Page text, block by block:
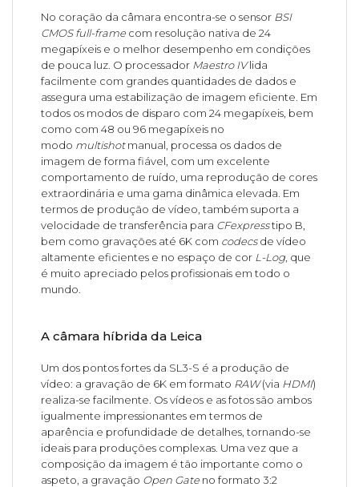
No coração da câmara encontra-se o sensor BSI
CMOS full-frame com resolução nativa de 24
megapíxeis e o melhor desempenho em condições
de pouca luz. O processador Maestro IVlida
facilmente com grandes quantidades de dados e
assegura uma estabilização de imagem eficiente. Em
todos os modos de disparo com 24 megapíxeis, bem
como com 48 ou 96 megapíxeis no
modo multishotmanual, processa os dados de
imagem de forma fiável, com um excelente
comportamento de ruído, uma reprodução de cores
extraordinária e uma gama dinâmica elevada. Em
termos de produção de vídeo, também suporta a
velocidade de transferência para CFexpresstipo B,
bem como gravações até 6K com codecsde vídeo
altamente eficientes e no espaço de cor L-Log , que
é muito apreciado pelos profissionais em todo o
mundo.
A câmara híbrida da Leica
Um dos pontos fortes da SL3-S é a produção de
vídeo: a gravação de 6K em formato RAW(via HDMI)
realiza-se facilmente. Os vídeos e as fotos são ambos
igualmente impressionantes em termos de
aparência e profundidade de detalhes, tornando-se
ideais para produções complexas. Uma vez que a
composição da imagem é tão importante como o
aspeto, a gravação Open Gate no formato 3:2